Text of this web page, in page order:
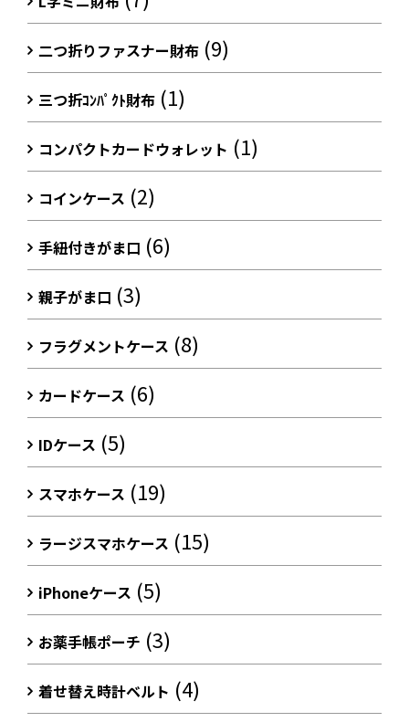
二つ折りファスナー財布 (9)
三つ折ｺﾝﾊﾟｸﾄ財布 (1)
コンパクトカードウォレット (1)
コインケース (2)
手紐付きがま口 (6)
親子がま口 (3)
フラグメントケース (8)
カードケース (6)
IDケース (5)
スマホケース (19)
ラージスマホケース (15)
iPhoneケース (5)
お薬手帳ポーチ (3)
着せ替え時計ベルト (4)